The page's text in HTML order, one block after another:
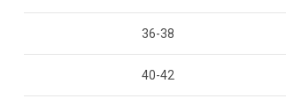
36-38
40-42